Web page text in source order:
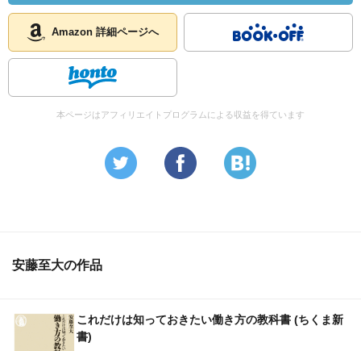
Amazon 詳細ページへ
本ページはアフィリエイトプログラムによる収益を得ています
安藤至大の作品
これだけは知っておきたい働き方の教科書 (ちくま新
書)